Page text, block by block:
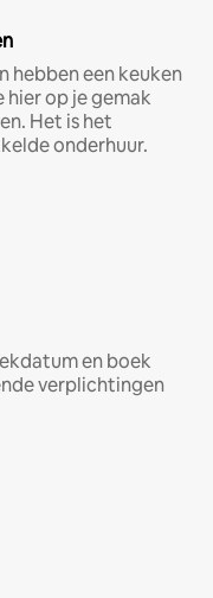
hebben een keuken
hier op je gemak
Het is het
onderhuur.
en boek
verplichtingen